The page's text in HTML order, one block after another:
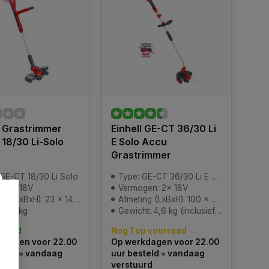
Grastrimmer
18/30 Li-Solo
CT 18/30 Li Solo
18V
23 x 14 x 97 cm (verpakking)
3 kg
voor 22.00
= vandaag
Einhell GE-CT 36/30 Li
E Solo Accu
Grastrimmer
Type: GE-CT 36/30 Li E Solo
Vermogen: 2x 18V
Afmeting (LxBxH): 100 x 35 x 13 cm (verpakking)
Gewicht: 4,6 kg (inclusief verpakking)
Nog 1 op voorraad
Op werkdagen voor 22.00
uur besteld = vandaag
verstuurd